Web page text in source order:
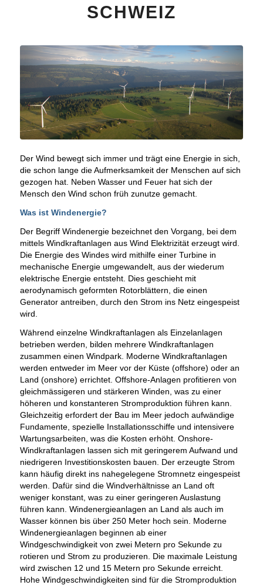
SCHWEIZ
Der Wind bewegt sich immer und trägt eine Energie in sich,
die schon lange die Aufmerksamkeit der Menschen auf sich
gezogen hat. Neben Wasser und Feuer hat sich der
Mensch den Wind schon früh zunutze gemacht.
Was ist Windenergie?
Der Begriff Windenergie bezeichnet den Vorgang, bei dem
mittels Windkraftanlagen aus Wind Elektrizität erzeugt wird.
Die Energie des Windes wird mithilfe einer Turbine in
mechanische Energie umgewandelt, aus der wiederum
elektrische Energie entsteht. Dies geschieht mit
aerodynamisch geformten Rotorblättern, die einen
Generator antreiben, durch den Strom ins Netz eingespeist
wird.
Während einzelne Windkraftanlagen als Einzelanlagen
betrieben werden, bilden mehrere Windkraftanlagen
zusammen einen Windpark. Moderne Windkraftanlagen
werden entweder im Meer vor der Küste (offshore) oder an
Land (onshore) errichtet. Offshore-Anlagen profitieren von
gleichmässigeren und stärkeren Winden, was zu einer
höheren und konstanteren Stromproduktion führen kann.
Gleichzeitig erfordert der Bau im Meer jedoch aufwändige
Fundamente, spezielle Installationsschiffe und intensivere
Wartungsarbeiten, was die Kosten erhöht. Onshore-
Windkraftanlagen lassen sich mit geringerem Aufwand und
niedrigeren Investitionskosten bauen. Der erzeugte Strom
kann häufig direkt ins nahegelegene Stromnetz eingespeist
werden. Dafür sind die Windverhältnisse an Land oft
weniger konstant, was zu einer geringeren Auslastung
führen kann. Windenergieanlagen an Land als auch im
Wasser können bis über 250 Meter hoch sein. Moderne
Windenergieanlagen beginnen ab einer
Windgeschwindigkeit von zwei Metern pro Sekunde zu
rotieren und Strom zu produzieren. Die maximale Leistung
wird zwischen 12 und 15 Metern pro Sekunde erreicht.
Hohe Windgeschwindigkeiten sind für die Stromproduktion